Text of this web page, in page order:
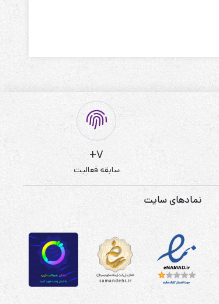
7+
سابقه فعالیت
نمادهای سایت